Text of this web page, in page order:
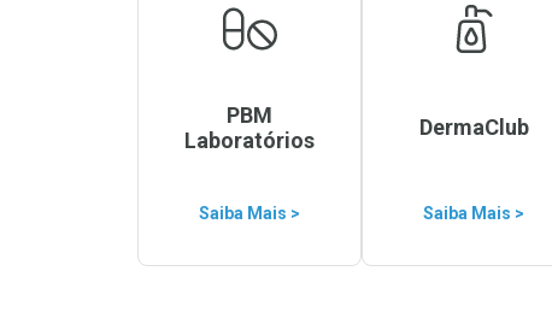
PBM
Laboratórios
Saiba Mais >
DermaClub
Saiba Mais >